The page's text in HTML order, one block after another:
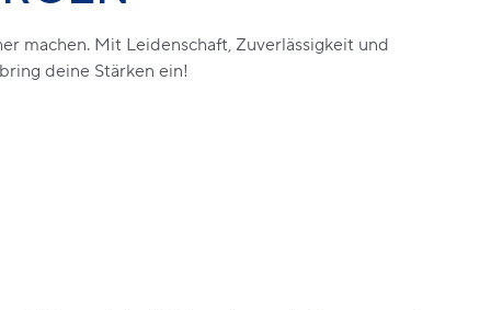
machen. Mit Leidenschaft, Zuverlässigkeit und
deine Stärken ein!